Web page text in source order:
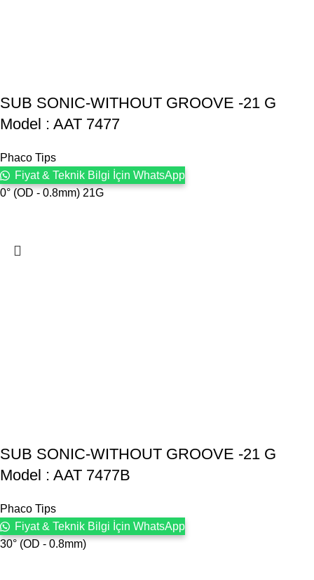
SUB SONIC-WITHOUT GROOVE -21 G
Model : AAT 7477
Phaco Tips
Fiyat & Teknik Bilgi İçin WhatsApp
0° (OD - 0.8mm) 21G
SUB SONIC-WITHOUT GROOVE -21 G
Model : AAT 7477B
Phaco Tips
Fiyat & Teknik Bilgi İçin WhatsApp
30° (OD - 0.8mm)